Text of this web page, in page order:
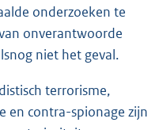
onderzoeken te
onverantwoorde
niet het geval.
terrorisme,
en contra-spionage zijn